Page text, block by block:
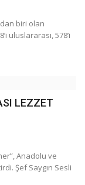
biri olan
uluslararası, 578’i
LEZZET
Anadolu ve
Şef Saygın Sesli